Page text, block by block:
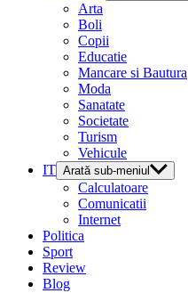
Arta
Boli
Copii
Educatie
Mancare si Bautura
Moda
Sanatate
Societate
Turism
Vehicule
IT Arată sub-meniul
Calculatoare
Comunicatii
Internet
Politica
Sport
Review
Blog